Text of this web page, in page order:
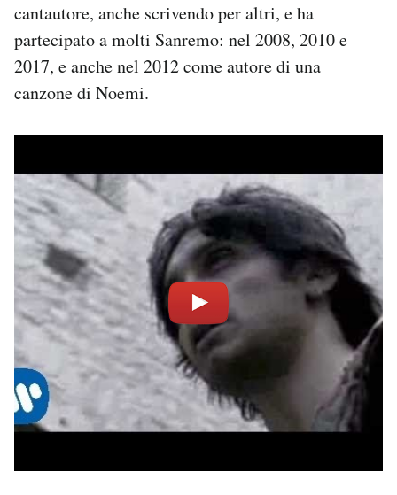
cantautore, anche scrivendo per altri, e ha
partecipato a molti Sanremo: nel 2008, 2010 e
2017, e anche nel 2012 come autore di una
canzone di Noemi.